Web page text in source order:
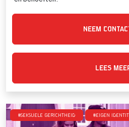
NEEM
LEES
#Seksuele gerichtheid #Eigen